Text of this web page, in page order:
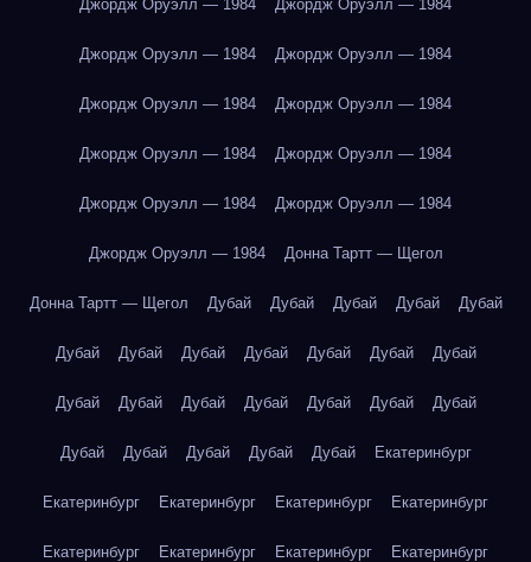
Джордж Оруэлл — 1984 Джордж Оруэлл — 1984
Джордж Оруэлл — 1984 Джордж Оруэлл — 1984
Джордж Оруэлл — 1984 Джордж Оруэлл — 1984
Джордж Оруэлл — 1984 Джордж Оруэлл — 1984
Джордж Оруэлл — 1984 Джордж Оруэлл — 1984
Джордж Оруэлл — 1984 Донна Тартт — Щегол
Донна Тартт — Щегол Дубай Дубай Дубай Дубай Дубай
Дубай Дубай Дубай Дубай Дубай Дубай Дубай
Дубай Дубай Дубай Дубай Дубай Дубай Дубай
Дубай Дубай Дубай Дубай Дубай Екатеринбург
Екатеринбург Екатеринбург Екатеринбург Екатеринбург
Екатеринбург Екатеринбург Екатеринбург Екатеринбург